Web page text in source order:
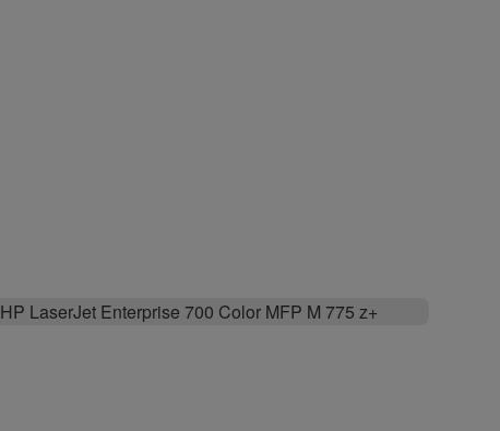
HP LaserJet Enterprise 700 Color MFP M 775 z+